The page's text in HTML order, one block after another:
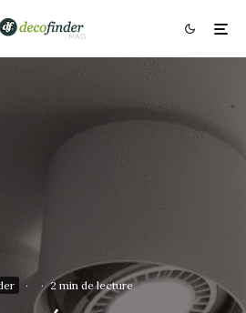
· · 2 min de lecture